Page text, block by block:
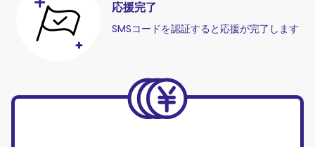
応援完了
SMSコードを認証すると応援が完了します